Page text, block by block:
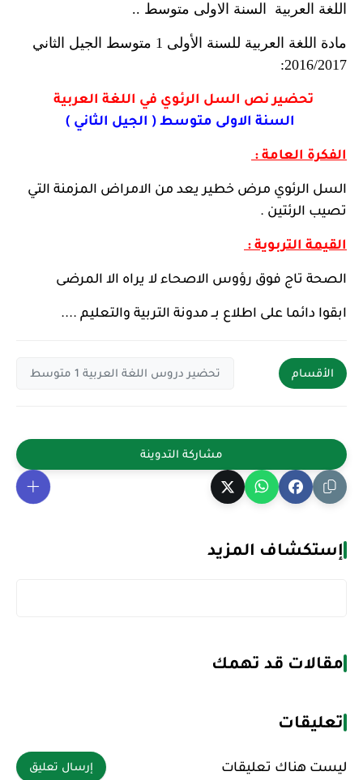
اللغة العربية السنة الاولى متوسط ..
مادة اللغة العربية للسنة الأولى 1 متوسط الجيل الثاني
2016/2017:
تحضير نص السل الرئوي في اللغة العربية
السنة الاولى متوسط ( الجيل الثاني )
الفكرة العامة :
السل الرئوي مرض خطير يعد من الامراض المزمنة التي
تصيب الرئتين .
القيمة التربوية :
الصحة تاج فوق رؤوس الاصحاء لا يراه الا المرضى
ابقوا دائما على اطلاع بــ مدونة التربية والتعليم ....
الأقسام تحضير دروس اللغة العربية 1 متوسط
إستكشاف المزيد
مقالات قد تهمك
تعليقات
ليست هناك تعليقات إرسال تعليق